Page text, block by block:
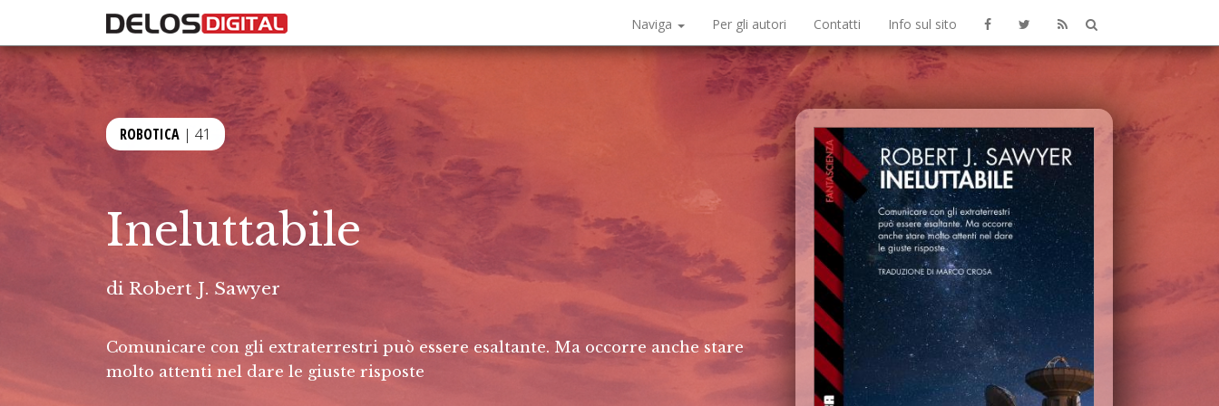
Naviga Per gli autori Contatti Info sul sito
ROBOTICA | 41
Ineluttabile
di Robert J. Sawyer
Comunicare con gli extraterrestri può essere esaltante. Ma occorre anche stare
molto attenti nel dare le giuste risposte